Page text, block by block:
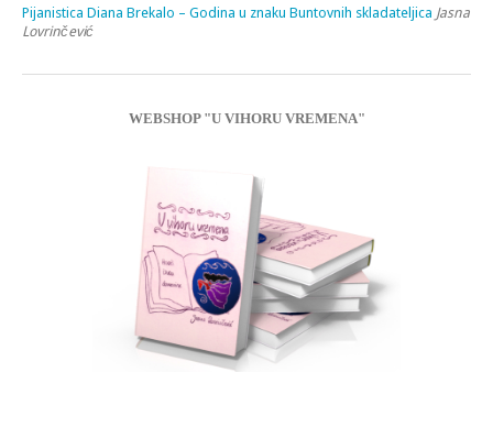
Pijanistica Diana Brekalo – Godina u znaku Buntovnih skladateljica Jasna
Lovrinčević
WEBSHOP "U VIHORU VREMENA"